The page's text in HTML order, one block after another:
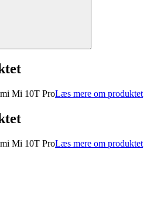
Mi 10T ProLæs mere om produktet
Mi 10T ProLæs mere om produktet